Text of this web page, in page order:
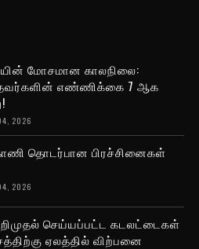
மோசமான காலநிலை:
எண்ணிக்கை 7 ஆக
2026
தொடர்பான பிரச்சினைகள்
2026
செய்யப்பட்ட கடலட்டைகள்
ஏலத்தில் விற்பனை